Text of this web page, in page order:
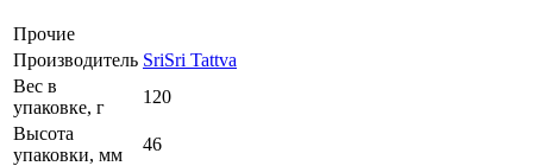
Прочие
Производитель SriSri Tattva
Вес в
упаковке, г
120
Высота
упаковки, мм
46